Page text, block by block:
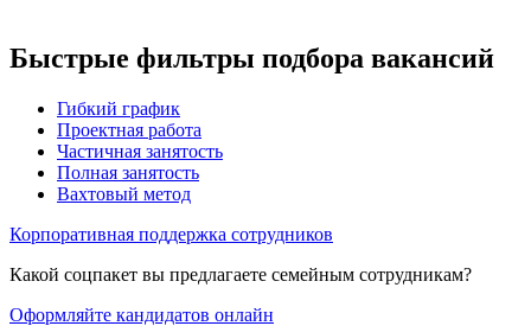
Быстрые фильтры подбора вакансий
Гибкий график
Проектная работа
Частичная занятость
Полная занятость
Вахтовый метод
Корпоративная поддержка сотрудников
Какой соцпакет вы предлагаете семейным сотрудникам?
Оформляйте кандидатов онлайн